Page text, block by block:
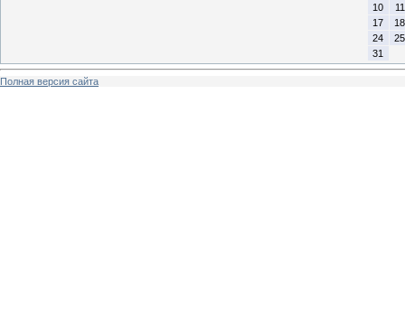
10
11
17
18
24
25
31
Полная версия сайта